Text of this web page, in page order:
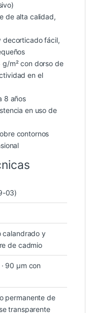
de alta calidad,
decorticado fácil,
m² con dorso de
en el
8 años
en uso de
contornos
03)
calandrado y
de cadmio
90 µm con
permanente de
transparente